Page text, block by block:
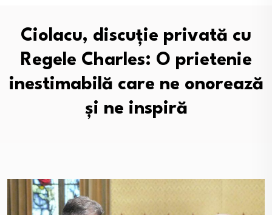
Ciolacu, discuție privată cu
Regele Charles: O prietenie
inestimabilă care ne onorează
și ne inspiră